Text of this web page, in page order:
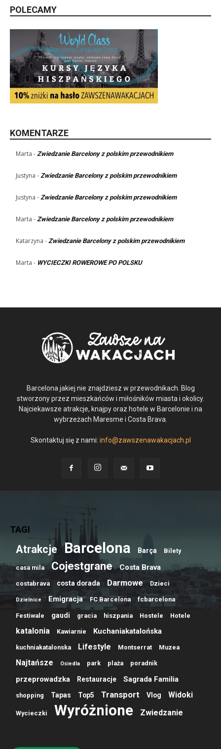
POLECAMY
KOMENTARZE
Marta - Zwiedzanie Barcelony z polskim przewodnikiem
Justyna - Zwiedzanie Barcelony z polskim przewodnikiem
Justyna - Zwiedzanie Barcelony z polskim przewodnikiem
Marta - Zwiedzanie Barcelony z polskim przewodnikiem
Katarzyna - Zwiedzanie Barcelony z polskim przewodnikiem
Marta - WYCIECZKI ROWEROWE PO POLSKU
Barcelona jakiej nie znajdziesz w przewodnikach. Blog
stworzony przez mieszkańców i miłośników miasta i okolicy.
Najciekawsze atrakcje, knajpy oraz hotele w Barcelonie i na
wybrzeżach Maresme i Costa Brava.
Skontaktuj się z nami: info@zawszenawakacjach.pl
TAGI
Atrakcje Barcelona Barça Bilety
casa mila Cojestgrane Costa Brava
costabrava costa dorada Darmowe Dzieci
Dzielnice Emigracja FC Barcelona fcbarcelona
Festiwale gaudi gracia hiszpania Hostele Hotele
katalonia Kawiarnie Kuchaniakatalońska
kuchniakatalonska Lifestyle Montserrat Muzea
Najtańsze Osiedla park plaża poradnik
przeprowadzka Restauracje Sagrada Familia
shopping Tapas Top5 Transport Vlog Widoki
Wycieczki Wyróżnione Zwiedzanie